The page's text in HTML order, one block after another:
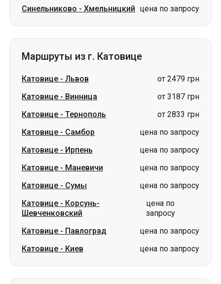
Синельниково - Хмельницкий цена по запросу
Маршруты из г. Катовице
Катовице - Львов
от 2479 грн
Катовице - Винница
от 3187 грн
Катовице - Тернополь
от 2833 грн
Катовице - Самбор
цена по запросу
Катовице - Ирпень
цена по запросу
Катовице - Маневичи
цена по запросу
Катовице - Сумы
цена по запросу
Катовице - Корсунь-
Шевченковский
цена по
запросу
Катовице - Павлоград
цена по запросу
Катовице - Киев цена по запросу